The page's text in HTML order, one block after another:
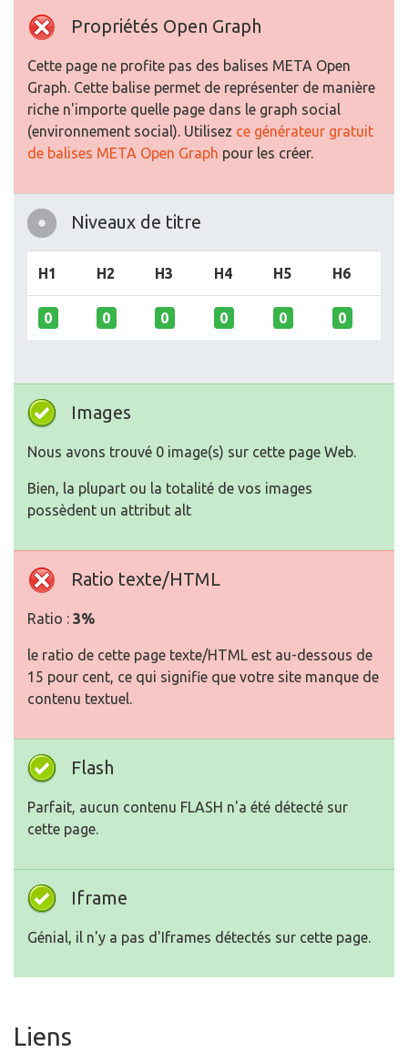
Propriétés Open Graph
Cette page ne profite pas des balises META Open
Graph. Cette balise permet de représenter de manière
riche n'importe quelle page dans le graph social
(environnement social). Utilisez ce générateur gratuit
de balises META Open Graph pour les créer.
Niveaux de titre
H1 H2 H3 H4 H5 H6
0 0 0 0 0 0
Images
Nous avons trouvé 0 image(s) sur cette page Web.
Bien, la plupart ou la totalité de vos images
possèdent un attribut alt
Ratio texte/HTML
Ratio : 3%
le ratio de cette page texte/HTML est au-dessous de
15 pour cent, ce qui signifie que votre site manque de
contenu textuel.
Flash
Parfait, aucun contenu FLASH n'a été détecté sur
cette page.
Iframe
Génial, il n'y a pas d'Iframes détectés sur cette page.
Liens